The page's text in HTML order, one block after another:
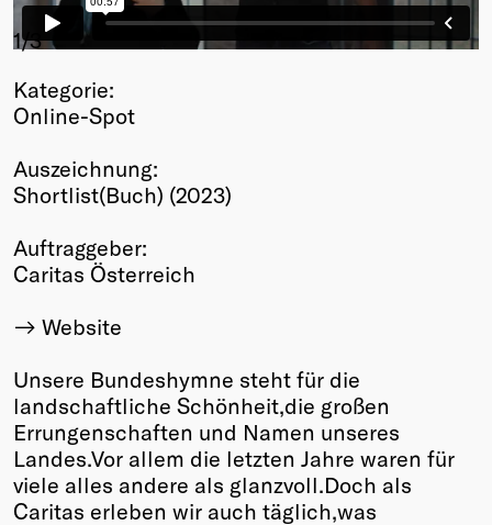
Membership
Members
Young Creatives
Winners
Past
Annual
1/3
Kategorie:
Online-Spot
Auszeichnung:
Shortlist(Buch) (2023)
Auftraggeber:
Caritas Österreich
Website
Unsere Bundeshymne steht für die
landschaftliche Schönheit,die großen
Errungenschaften und Namen unseres
Landes.Vor allem die letzten Jahre waren für
viele alles andere als glanzvoll.Doch als
Caritas erleben wir auch täglich,was